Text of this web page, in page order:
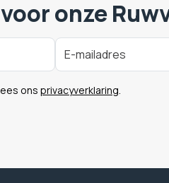
onze
ons privacyverklaring.